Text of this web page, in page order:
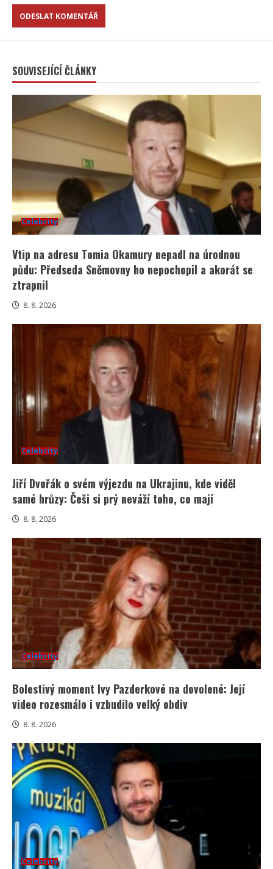
SOUVISEJÍCÍ ČLÁNKY
Celebrity
Vtip na adresu Tomia Okamury nepadl na úrodnou
půdu: Předseda Sněmovny ho nepochopil a akorát se
ztrapnil
8. 8. 2026
Celebrity
Jiří Dvořák o svém výjezdu na Ukrajinu, kde viděl
samé hrůzy: Češi si prý neváží toho, co mají
8. 8. 2026
Celebrity
Bolestivý moment Ivy Pazderkové na dovolené: Její
video rozesmálo i vzbudilo velký obdiv
8. 8. 2026
Celebrity